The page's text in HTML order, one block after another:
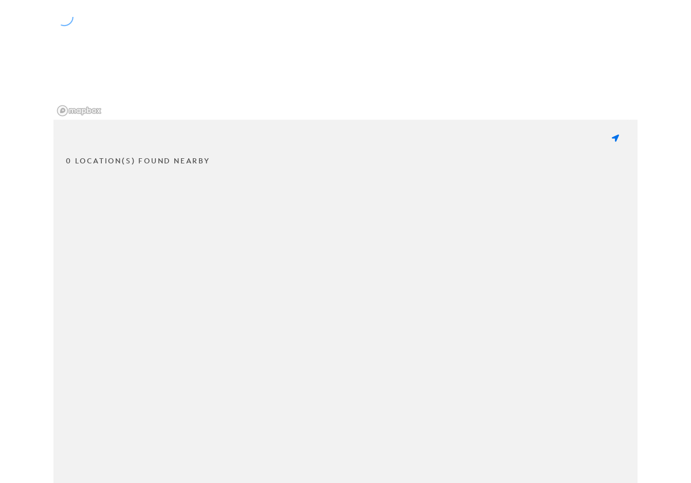
0 LOCATION(S) FOUND NEARBY